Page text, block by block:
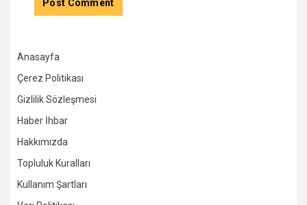
Anasayfa
Çerez Politikası
Gizlilik Sözleşmesi
Haber İhbar
Hakkımızda
Topluluk Kuralları
Kullanım Şartları